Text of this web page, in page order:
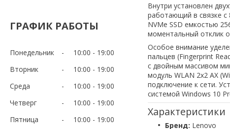
ГРАФИК РАБОТЫ
Понедельник 10:00
19:00
Вторник
10:00
19:00
Среда
10:00
19:00
Четверг
10:00
19:00
Пятница
10:00
19:00
Внутри установлен
работающий в связке
NVMe SSD емкостью
моментальный отклик
Особое внимание
пальцев (Fingerprint
с двойным массивом
модуль WLAN 2x2 AX
подключение к сети.
системой Windows 10
Характеристики
Бренд: Lenovo